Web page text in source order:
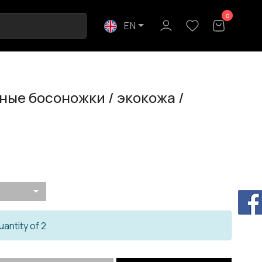
EN
0
0
босоножки / экокожа /
of 2